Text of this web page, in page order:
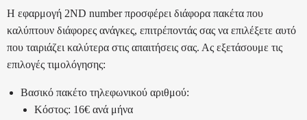
Η εφαρμογή 2ND number προσφέρει διάφορα πακέτα που
καλύπτουν διάφορες ανάγκες, επιτρέποντάς σας να επιλέξετε αυτό
που ταιριάζει καλύτερα στις απαιτήσεις σας. Ας εξετάσουμε τις
επιλογές τιμολόγησης:
Βασικό πακέτο τηλεφωνικού αριθμού:
Κόστος: 16€ ανά μήνα